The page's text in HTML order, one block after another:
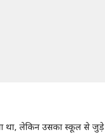
था, लेकिन उसका स्कूल से